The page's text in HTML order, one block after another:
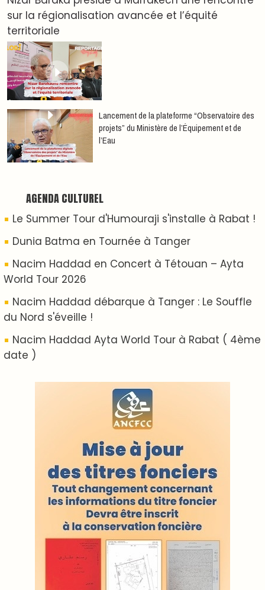
World Tour 2026
Nacim Haddad débarque à Tanger : Le Souffle
du Nord s'éveille !
Nacim Haddad Ayta World Tour à Rabat ( 4ème
date )
ABOUT US
A propos de L'ODJ
VOS CONTRIBUTIONS
Proposer votre article
L'ODJ LIVE TV
WEB RADIO R212
Copyright © 2022 Groupe de presse Arrissala
Ce site utilise Google Analytics. En continuant à naviguer, vous nous
autorisez à déposer un cookie à des fins de mesure d'audience
Plan du site
Syndication